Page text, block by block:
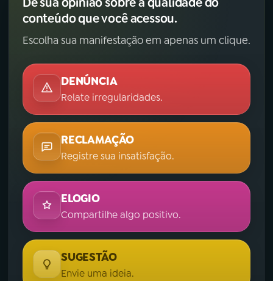
conteúdo que você acessou.
Escolha sua manifestação em apenas um clique.
DENÚNCIA
Relate irregularidades.
RECLAMAÇÃO
Registre sua insatisfação.
ELOGIO
Compartilhe algo positivo.
SUGESTÃO
Envie uma ideia.